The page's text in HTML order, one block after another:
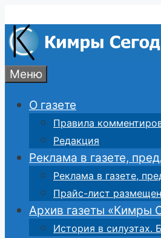
к
содержимому
Меню
О газете
Правила
Редакция
Реклама в газете,
Реклама в газете,
Прайс-лист
Архив газеты «Кимры
История в силуэтах.